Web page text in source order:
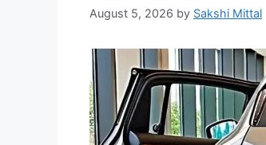
August 5, 2026 by Sakshi Mittal